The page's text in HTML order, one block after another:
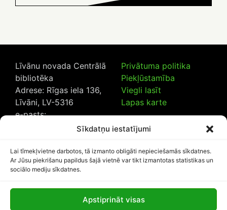
Sīkdatņu iestatījumi
Lai tīmekļvietne darbotos, tā izmanto obligāti nepieciešamās sīkdatnes.
Ar Jūsu piekrišanu papildus šajā vietnē var tikt izmantotas statistikas un
sociālo mediju sīkdatnes.
Apstiprināt visas
Līvānu novada Centrālā
bibliotēka
Adrese: Rīgas iela 136,
Līvāni, LV-5316
e-pasts:
20230925
Privātuma politika
Piekļūstamība
Viegli lasīt
Lapas karte